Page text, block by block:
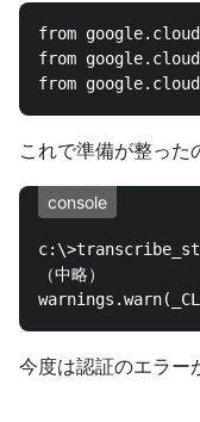
from
from
これで準備が整った
console
（中略）
今度は認証のエラー